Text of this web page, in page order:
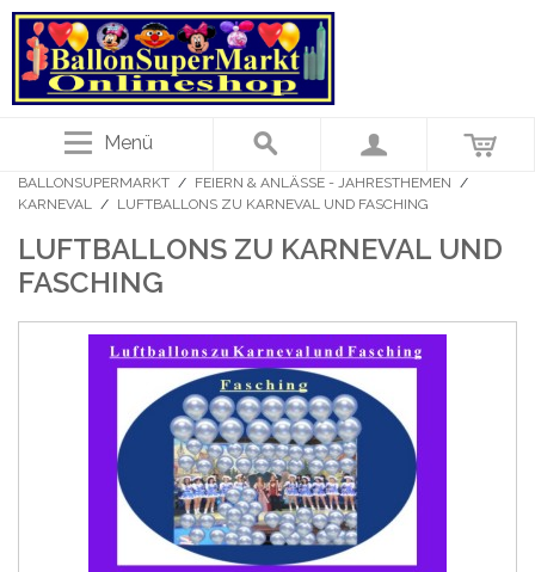
Menü
BALLONSUPERMARKT / FEIERN & ANLÄSSE - JAHRESTHEMEN /
KARNEVAL / LUFTBALLONS ZU KARNEVAL UND FASCHING
LUFTBALLONS ZU KARNEVAL UND
FASCHING